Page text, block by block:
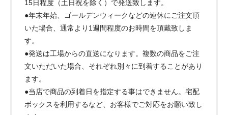
15日程度（土日祝を除く）で発送致します。
●年末年始、ゴールデンウィークなどの連休にご注文頂
いた場合、通常より1週間程度のお時間を頂戴致しま
す。
●発送は工場からの直送になります。複数の商品をご注
文いただいた場合、それぞれ別々に到着することがあり
ます。
●当店で商品の到着日を指定する事はできません。宅配
ボックスを利用するなど、お客様でご対応をお願い致し